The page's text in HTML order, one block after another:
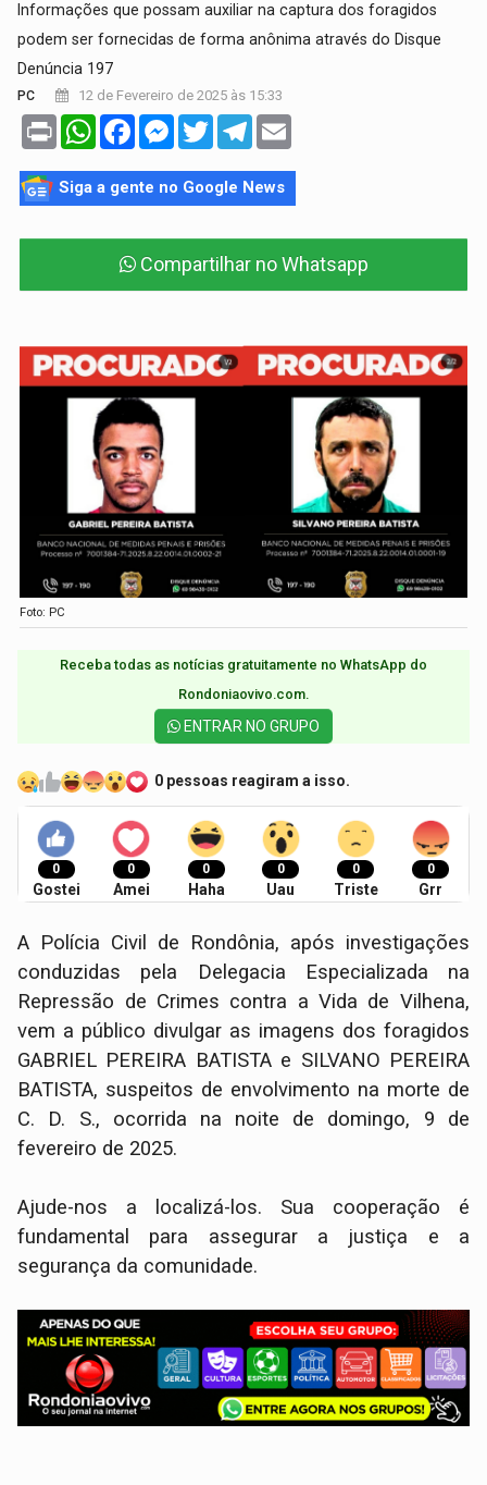
Informações que possam auxiliar na captura dos foragidos
podem ser fornecidas de forma anônima através do Disque
Denúncia 197
PC 12 de Fevereiro de 2025 às 15:33
Print WhatsAppFacebookMessenger
TwitterTelegram
Siga a gente no Google News
Compartilhar no Whatsapp
Foto: PC
Receba todas as notícias gratuitamente no WhatsApp do
Rondoniaovivo.com.​
ENTRAR NO GRUPO
0 pessoas reagiram a isso.
0
Gostei
0
Amei
0
Haha
0
Uau
0
Triste
0
Grr
A Polícia Civil de Rondônia, após investigações
conduzidas pela Delegacia Especializada na
Repressão de Crimes contra a Vida de Vilhena,
vem a público divulgar as imagens dos foragidos
GABRIEL PEREIRA BATISTA e SILVANO PEREIRA
BATISTA, suspeitos de envolvimento na morte de
C. D. S., ocorrida na noite de domingo, 9 de
fevereiro de 2025.
Ajude-nos a localizá-los. Sua cooperação é
fundamental para assegurar a justiça e a
segurança da comunidade.